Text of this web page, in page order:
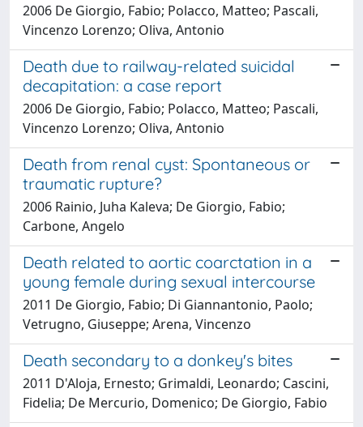
2006 De Giorgio, Fabio; Polacco, Matteo; Pascali,
Vincenzo Lorenzo; Oliva, Antonio
Death due to railway-related suicidal
decapitation: a case report
2006 De Giorgio, Fabio; Polacco, Matteo; Pascali,
Vincenzo Lorenzo; Oliva, Antonio
Death from renal cyst: Spontaneous or
traumatic rupture?
2006 Rainio, Juha Kaleva; De Giorgio, Fabio;
Carbone, Angelo
Death related to aortic coarctation in a
young female during sexual intercourse
2011 De Giorgio, Fabio; Di Giannantonio, Paolo;
Vetrugno, Giuseppe; Arena, Vincenzo
Death secondary to a donkey's bites
2011 D'Aloja, Ernesto; Grimaldi, Leonardo; Cascini,
Fidelia; De Mercurio, Domenico; De Giorgio, Fabio